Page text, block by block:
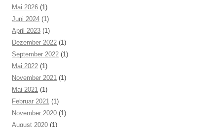
Mai 2026 (1)
Juni 2024 (1)
April 2023 (1)
Dezember 2022 (1)
September 2022 (1)
Mai 2022 (1)
November 2021 (1)
Mai 2021 (1)
Februar 2021 (1)
November 2020 (1)
August 2020 (1)